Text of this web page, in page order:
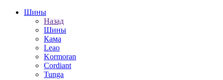
Шины
Назад
Шины
Кама
Leao
Kormoran
Cordiant
Tunga